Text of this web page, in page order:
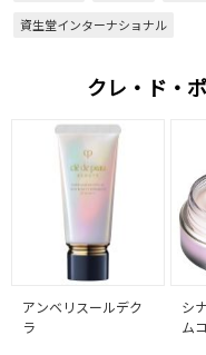
資生堂インターナショナル
クレ・ド・
アンベリスールデク
ラ
シ
ム